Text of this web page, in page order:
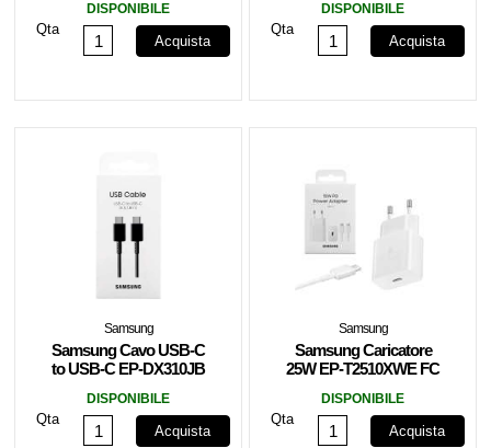
C White
DISPONIBILE
Qta
Acquista
DISPONIBILE
Qta
Acquista
Samsung
Samsung Cavo USB-C
to USB-C EP-DX310JB
DISPONIBILE
Qta
Acquista
Samsung
Samsung Caricatore
25W EP-T2510XWE FC
DISPONIBILE
Qta
Acquista